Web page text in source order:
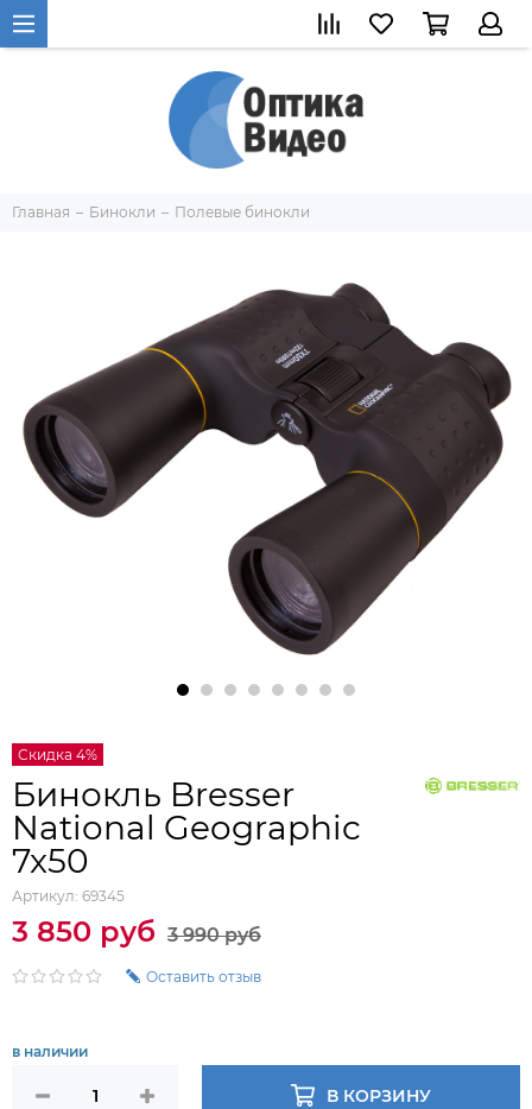
Главная Бинокли Полевые бинокли
Скидка 4%
Бинокль Bresser
National Geographic
7x50
Артикул: 69345
3 850 руб 3 990 руб
Оставить отзыв
в наличии
В КОРЗИНУ